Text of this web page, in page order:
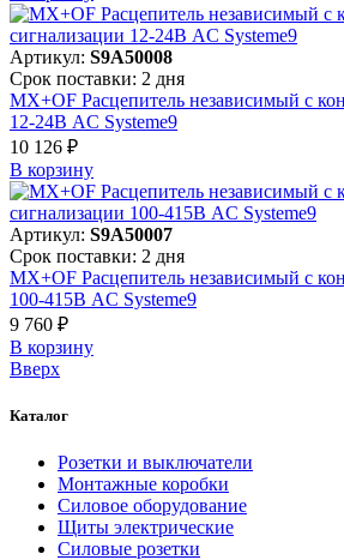
Артикул: S9A50008
Срок поставки: 2 дня
MX+OF Расцепитель независимый с
12-24В AC Systeme9
10 126 ₽
В корзинy
Артикул: S9A50007
Срок поставки: 2 дня
MX+OF Расцепитель независимый с
100-415В AC Systeme9
9 760 ₽
В корзинy
Вверх
Каталог
Розетки и выключатели
Монтажные коробки
Силовое оборудование
Щиты электрические
Силовые розетки